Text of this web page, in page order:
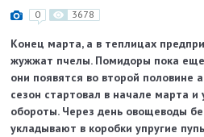
0 3678
Конец марта, а в теплицах
жужжат пчелы. Помидоры пока
они появятся во второй половине
сезон стартовал в начале марта и
обороты. Через день овощеводы
укладывают в коробки упругие